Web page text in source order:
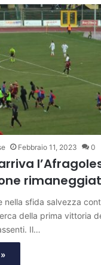
Febbraio 11, 2023 0
nella sfida salvezza
della prima vittoria
Il…